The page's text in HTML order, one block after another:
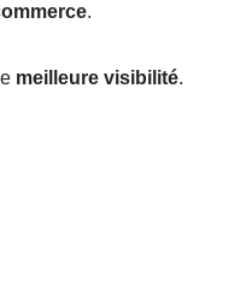
.
meilleure visibilité.